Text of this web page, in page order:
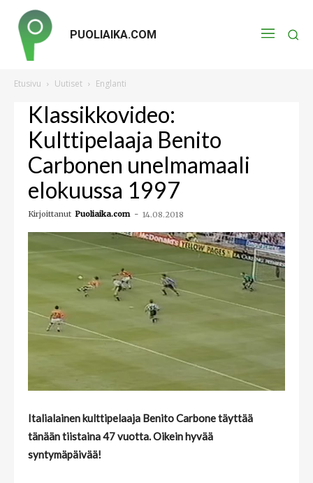
PUOLIAIKA.COM
Etusivu Uutiset Englanti
Klassikkovideo:
Kulttipelaaja Benito
Carbonen unelmamaali
elokuussa 1997
Kirjoittanut Puoliaika.com - 14.08.2018
Italialainen kulttipelaaja Benito Carbone täyttää
tänään tiistaina 47 vuotta. Oikein hyvää
syntymäpäivää!